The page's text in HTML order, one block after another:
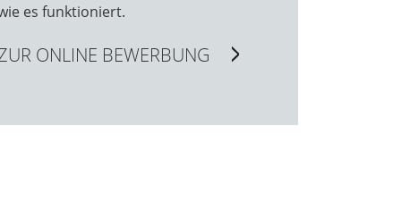
es funktioniert.
ONLINE BEWERBUNG